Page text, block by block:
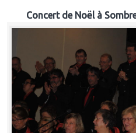
Concert de Noël à